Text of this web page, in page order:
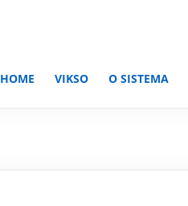
HOME VIKSO O SISTEMA